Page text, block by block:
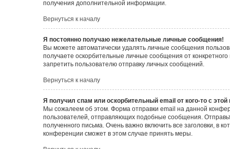
получения дополнительной информации.
Вернуться к началу
Я постоянно получаю нежелательные личные сообщения!
Вы можете автоматически удалять личные сообщения
получаете оскорбительные личные сообщения от
запретить пользователю отправку личных сообщений.
Вернуться к началу
Я получил спам или оскорбительный email от кого-то с
Мы сожалеем об этом. Форма отправки email на данной
пользователей, отправляющих подобные сообщения.
полученного письма. Очень важно включить все заголовки, в
конференции сможет в этом случае принять меры.